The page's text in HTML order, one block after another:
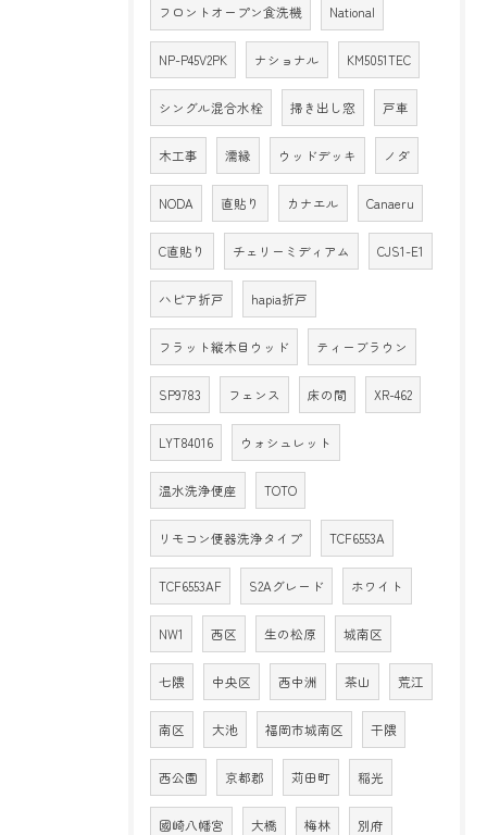
フロントオープン食洗機 National
NP-P45V2PK ナショナル KM5051TEC
シングル混合水栓 掃き出し窓 戸車
木工事 濡縁 ウッドデッキ ノダ
NODA 直貼り カナエル Canaeru
C直貼り チェリーミディアム CJS1-E1
ハピア折戸 hapia折戸
フラット縦木目ウッド ティーブラウン
SP9783 フェンス 床の間 XR-462
LYT84016 ウォシュレット
温水洗浄便座 TOTO
リモコン便器洗浄タイプ TCF6553A
TCF6553AF S2Aグレード ホワイト
NW1 西区 生の松原 城南区
七隈 中央区 西中洲 茶山 荒江
南区 大池 福岡市城南区 干隈
西公園 京都郡 苅田町 稲光
國崎八幡宮 大橋 梅林 別府